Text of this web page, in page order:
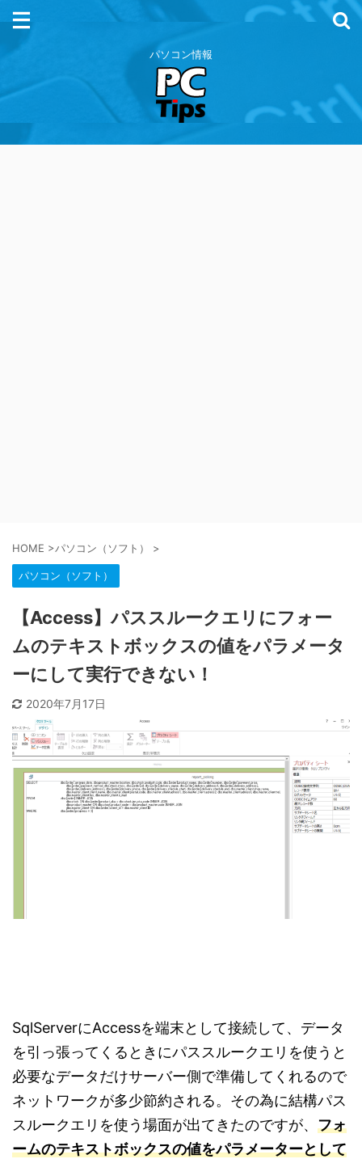
パソコン情報
HOME >パソコン（ソフト） >
パソコン（ソフト）
【Access】パススルークエリにフォー
ムのテキストボックスの値をパラメータ
ーにして実行できない！
2020年7月17日
SqlServerにAccessを端末として接続して、データ
を引っ張ってくるときにパススルークエリを使うと
必要なデータだけサーバー側で準備してくれるので
ネットワークが多少節約される。その為に結構パス
スルークエリを使う場面が出てきたのですが、 フォ
ームのテキストボックスの値をパラメーターとして